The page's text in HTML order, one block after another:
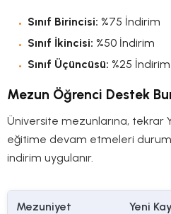
Sınıf Birincisi: %75 İndirim
Sınıf İkincisi: %50 İndirim
Sınıf Üçüncüsü: %25 İndirim
Mezun Öğrenci Destek
Üniversite mezunlarına, tekrar
eğitime devam etmeleri
indirim uygulanır.
Mezuniyet
Yeni